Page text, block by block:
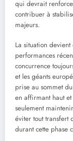
qui devrait
contribuer à
majeurs.
La situation
performances
concurrence
et les géants
prise au sommet
en affirmant haut
seulement
éviter tout transfert
durant cette phase